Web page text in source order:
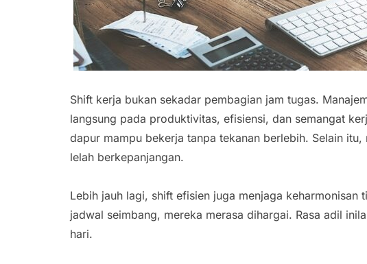
Shift kerja bukan sekadar pembagian jam tugas.
langsung pada produktivitas, efisiensi, dan semangat
dapur mampu bekerja tanpa tekanan berlebih. Selain
lelah berkepanjangan.
Lebih jauh lagi, shift efisien juga menjaga keharmonisan
jadwal seimbang, mereka merasa dihargai. Rasa adil
hari.